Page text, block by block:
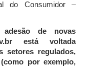
do Consumidor –
adesão de novas
está voltada
setores regulados,
por exemplo,